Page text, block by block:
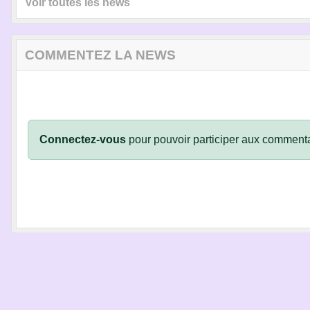
Voir toutes les news
COMMENTEZ LA NEWS
Connectez-vous pour pouvoir participer aux